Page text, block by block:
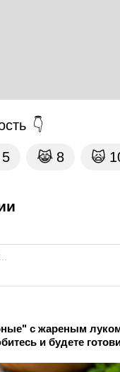
5 😹 8 🙀
с жареным
и будете